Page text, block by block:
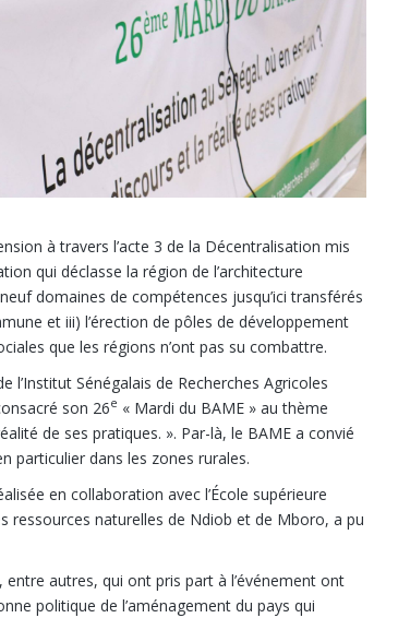
à travers l’acte 3 de la Décentralisation mis
qui déclasse la région de l’architecture
domaines de compétences jusqu’ici transférés
et iii) l’érection de pôles de développement
que les régions n’ont pas su combattre.
l’Institut Sénégalais de Recherches Agricoles
son 26e « Mardi du BAME » au thème
de ses pratiques. ». Par-là, le BAME a convié
particulier dans les zones rurales.
en collaboration avec l’École supérieure
ressources naturelles de Ndiob et de Mboro, a pu
autres, qui ont pris part à l’événement ont
politique de l’aménagement du pays qui